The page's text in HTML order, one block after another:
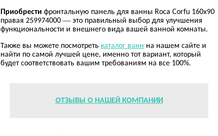
Приобрести фронтальную панель для ванны Roca Corfu 160х90
правая 259974000 — это правильный выбор для улучшения
функциональности и внешнего вида вашей ванной комнаты.
Также вы можете посмотреть каталог ванн на нашем сайте и
найти по самой лучшей цене, именно тот вариант, который
будет соответствовать вашим требованиям на все 100%.
ОТЗЫВЫ О НАШЕЙ КОМПАНИИ